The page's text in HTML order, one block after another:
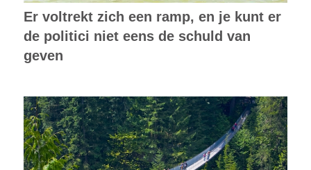
Er voltrekt zich een ramp, en je kunt er
de politici niet eens de schuld van
geven